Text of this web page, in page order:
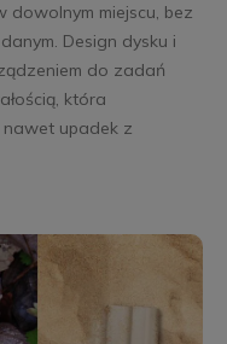
dowolnym miejscu, bez
Design dysku i
do zadań
która
upadek z